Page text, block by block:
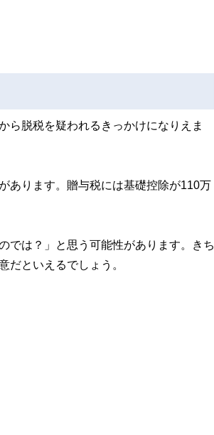
ら脱税を疑われるきっかけになりえま
あります。贈与税には基礎控除が110万
では？」と思う可能性があります。きち
だといえるでしょう。